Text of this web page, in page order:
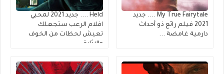
My True Fairytale .... جديد
2021 فيلم رائع ذو أحداث
دارمية غامضة ...
Held .... جديد 2021 لمحبي
افلام الرعب ستجعلك
تعيش لحظات من الخوف
والاثارة..